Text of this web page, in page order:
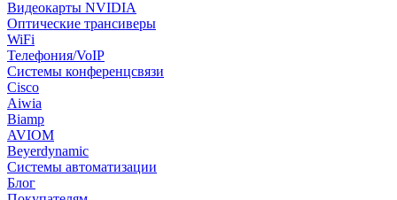
Видеокарты NVIDIA
Оптические трансиверы
WiFi
Телефония/VoIP
Системы конференцсвязи
Cisco
Aiwia
Biamp
AVIOM
Beyerdynamic
Системы автоматизации
Блог